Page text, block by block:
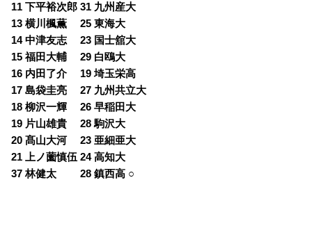
11 下平裕次郎 31 九州産大
13 横川楓薫 25 東海大
14 中津友志 23 国士舘大
15 福田大輔 29 白鴎大
16 内田了介 19 埼玉栄高
17 島袋圭亮 27 九州共立大
18 柳沢一輝 26 早稲田大
19 片山雄貴 28 駒沢大
20 髙山大河 23 亜細亜大
21 上ノ薗慎伍 24 高知大
37 林健太 28 鎮西高 ○